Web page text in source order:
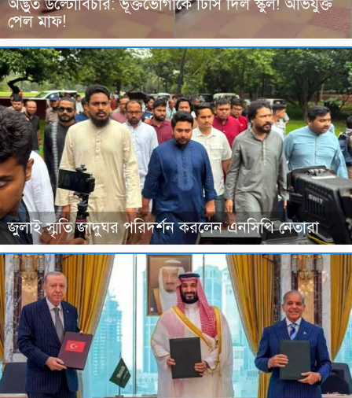
অদ্ভুত উল্টোবিচার: ভূক্তভোগীকে টিসি দিল স্কুল! অভিযুক্ত
পেল মাফ!
জুলাই স্মৃতি জাদুঘর পরিদর্শন করলেন এনসিপি নেতারা